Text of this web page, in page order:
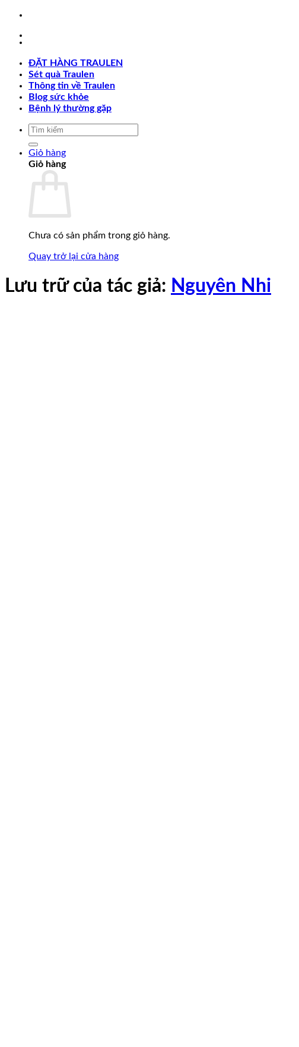
Chuyển
ĐẶT HÀNG TRAULEN
Sét quà Traulen
Thông tin về Traulen
Blog sức khỏe
Bệnh lý thường gặp
Tìm
Giỏ hàng
Giỏ hàng
Chưa có sản phẩm trong giỏ hàng.
Quay trở lại cửa hàng
Lưu trữ của tác giả: Nguyên Nhi